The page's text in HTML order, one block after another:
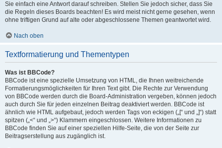
Sie einfach eine Antwort darauf schreiben. Stellen Sie jedoch sicher, dass Sie
die Regeln dieses Boards beachten! Es wird meist nicht gerne gesehen, wenn
ohne triftigen Grund auf alte oder abgeschlossene Themen geantwortet wird.
Nach oben
Textformatierung und Thementypen
Was ist BBCode?
BBCode ist eine spezielle Umsetzung von HTML, die Ihnen weitreichende
Formatierungsmöglichkeiten für Ihren Text gibt. Die Rechte zur Verwendung
von BBCode werden durch die Board-Administration vergeben, können jedoch
auch durch Sie für jeden einzelnen Beitrag deaktiviert werden. BBCode ist
ähnlich wie HTML aufgebaut, jedoch werden Tags von eckigen („[“ und „]“) statt
spitzen („<“ und „>“) Klammern eingeschlossen. Weitere Informationen zu
BBCode finden Sie auf einer speziellen Hilfe-Seite, die von der Seite zur
Beitragserstellung aus zugänglich ist.